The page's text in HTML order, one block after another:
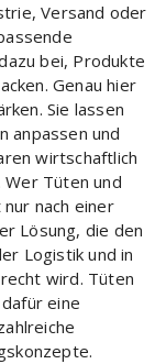
Versand oder
bei, Produkte
Genau hier
Sie lassen
anpassen und
wirtschaftlich
Wer Tüten und
nach einer
Lösung, die den
Logistik und in
wird. Tüten
eine